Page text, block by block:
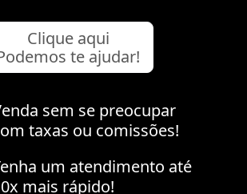
Clique aqui
te ajudar!
sem se preocupar
taxas ou comissões!
um atendimento até
mais rápido!